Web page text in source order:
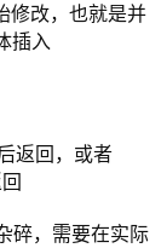
改，也就是并
插入
返回，或者
碎，需要在实际